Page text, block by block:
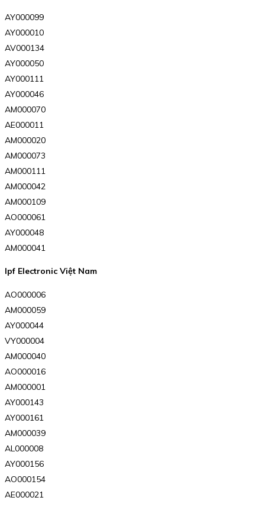
AY000099
AY000010
AV000134
AY000050
AY000111
AY000046
AM000070
AE000011
AM000020
AM000073
AM000111
AM000042
AM000109
AO000061
AY000048
AM000041
Ipf Electronic Việt Nam
AO000006
AM000059
AY000044
VY000004
AM000040
AO000016
AM000001
AY000143
AY000161
AM000039
AL000008
AY000156
AO000154
AE000021